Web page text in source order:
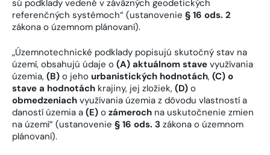
sú podklady vedené v záväzných geodetických
referenčných systémoch“ (ustanovenie § 16 ods. 2
zákona o územnom plánovaní).
„Územnotechnické podklady popisujú skutočný stav na
území, obsahujú údaje o (A) aktuálnom stave využívania
územia, (B) o jeho urbanistických hodnotách, (C) o
stave a hodnotách krajiny, jej zložiek, (D) o
obmedzeniach využívania územia z dôvodu vlastností a
daností územia a (E) o zámeroch na uskutočnenie zmien
na území“ (ustanovenie § 16 ods. 3 zákona o územnom
plánovaní).